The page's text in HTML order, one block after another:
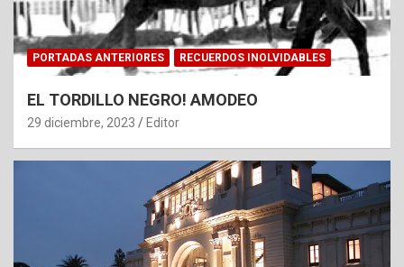
PORTADAS ANTERIORES RECUERDOS INOLVIDABLES
EL TORDILLO NEGRO! AMODEO
29 diciembre, 2023 Editor